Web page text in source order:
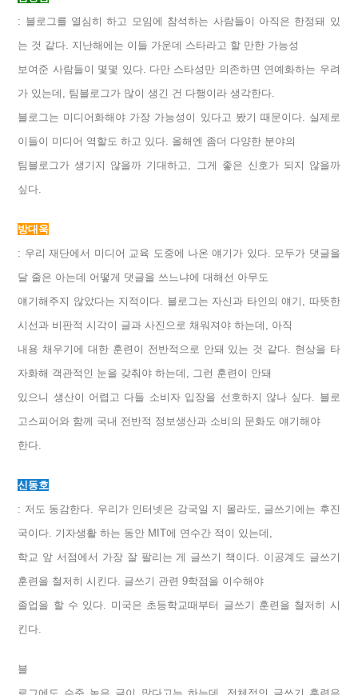
: 블로그를 열심히 하고 모임에 참석하는 사람들이 아직은 한정돼 있
는 것 같다. 지난해에는 이들 가운데 스타라고 할 만한 가능성
보여준 사람들이 몇몇 있다. 다만 스타성만 의존하면 연예화하는 우려
가 있는데, 팀블로그가 많이 생긴 건 다행이라 생각한다.
블로그는 미디어화해야 가장 가능성이 있다고 봤기 때문이다. 실제로
이들이 미디어 역할도 하고 있다. 올해엔 좀더 다양한 분야의
팀블로그가 생기지 않을까 기대하고, 그게 좋은 신호가 되지 않을까
싶다.
방대욱
: 우리 재단에서 미디어 교육 도중에 나온 얘기가 있다. 모두가 댓글을
달 줄은 아는데 어떻게 댓글을 쓰느냐에 대해선 아무도
얘기해주지 않았다는 지적이다. 블로그는 자신과 타인의 얘기, 따뜻한
시선과 비판적 시각이 글과 사진으로 채워져야 하는데, 아직
내용 채우기에 대한 훈련이 전반적으로 안돼 있는 것 같다. 현상을 타
자화해 객관적인 눈을 갖춰야 하는데, 그런 훈련이 안돼
있으니 생산이 어렵고 다들 소비자 입장을 선호하지 않나 싶다. 블로
고스피어와 함께 국내 전반적 정보생산과 소비의 문화도 얘기해야
한다.
신동호
: 저도 동감한다. 우리가 인터넷은 강국일 지 몰라도, 글쓰기에는 후진
국이다. 기자생활 하는 동안 MIT에 연수간 적이 있는데,
학교 앞 서점에서 가장 잘 팔리는 게 글쓰기 책이다. 이공계도 글쓰기
훈련을 철저히 시킨다. 글쓰기 관련 9학점을 이수해야
졸업을 할 수 있다. 미국은 초등학교때부터 글쓰기 훈련을 철저히 시
킨다.
블